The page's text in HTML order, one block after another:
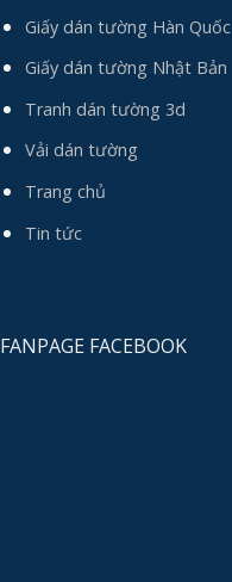
Giấy dán tường Hàn Quốc
Giấy dán tường Nhật Bản
Tranh dán tường 3d
Vải dán tường
Trang chủ
Tin tức
FANPAGE FACEBOOK